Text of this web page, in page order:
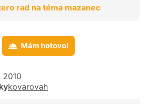
rad na téma mazanec
Mám hotovo!
2010
kovarovah